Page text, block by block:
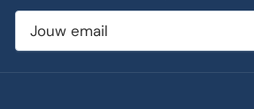
Jouw
email